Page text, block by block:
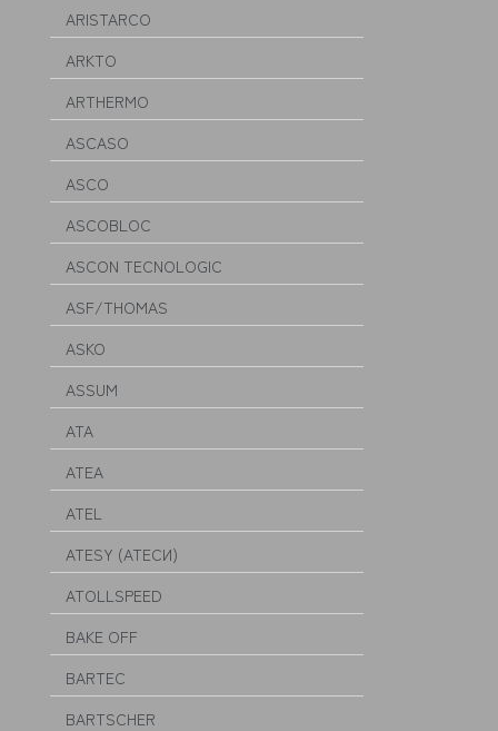
ARISTARCO
ARKTO
ARTHERMO
ASCASO
ASCO
ASCOBLOC
ASCON TECNOLOGIC
ASF/THOMAS
ASKO
ASSUM
ATA
ATEA
ATEL
ATESY (АТЕСИ)
ATOLLSPEED
BAKE OFF
BARTEC
BARTSCHER